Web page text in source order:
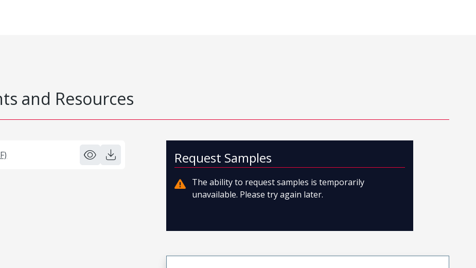
and Resources
Request Samples
The ability to request samples is temporarily
unavailable. Please try again later.